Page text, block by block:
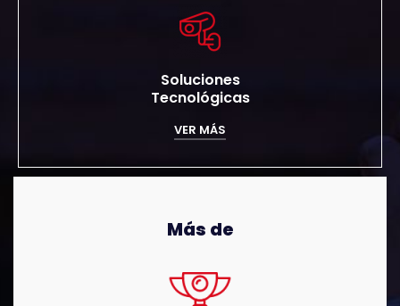
Soluciones
Tecnológicas
VER MÁS
Más de